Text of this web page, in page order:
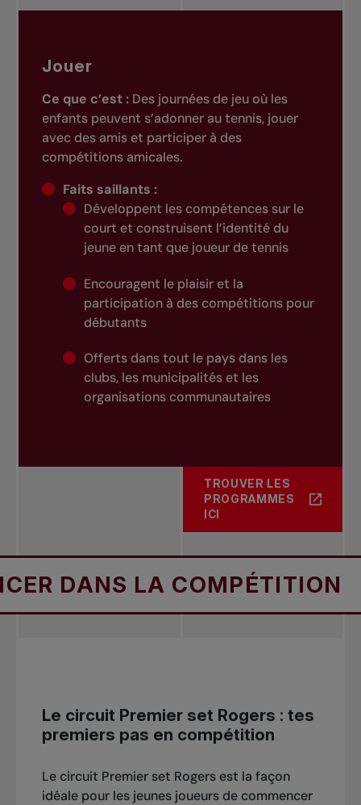
Jouer
Ce que c’est : Des journées de jeu où les
enfants peuvent s’adonner au tennis, jouer
avec des amis et participer à des
compétitions amicales.
Faits saillants :
Développent les compétences sur le
court et construisent l’identité du
jeune en tant que joueur de tennis
Encouragent le plaisir et la
participation à des compétitions pour
débutants
Offerts dans tout le pays dans les
clubs, les municipalités et les
organisations communautaires
TROUVER LES
PROGRAMMES
ICI
À PROPOS DE JOUER
LA COMPÉTITION SE
Le circuit Premier set Rogers : tes
premiers pas en compétition
Le circuit Premier set Rogers est la façon
idéale pour les jeunes joueurs de commencer